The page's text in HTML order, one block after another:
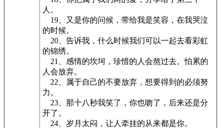
人。
19、又是你的问候，带给我是笑容，在我哭泣
的时候。
20、告诉我，什么时候我们可以一起去看彩虹
的锦绣。
21、感情的坎坷，珍惜的人会熬过去。怕累的
人会放弃。
22、属于自己的不要放弃，想要得到的必须努
力。
23、那十八秒我笑了，你也吻了，后来还是分
开了。
24、岁月太闷，让人牵挂的从来都是你。